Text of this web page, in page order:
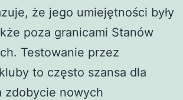
że jego umiejętności były
poza granicami Stanów
Testowanie przez
to często szansa dla
zdobycie nowych